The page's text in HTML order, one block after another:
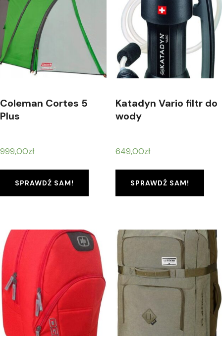
Coleman Cortes 5
Plus
999,00zł
SPRAWDŹ SAM!
Katadyn Vario filtr do
wody
649,00zł
SPRAWDŹ SAM!